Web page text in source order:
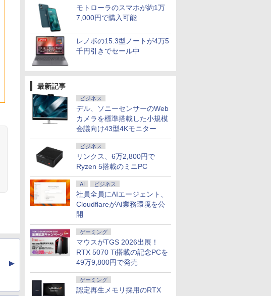
モトローラのスマホが約1万
7,000円で購入可能
レノボの15.3型ノートが4万5
千円引きでセール中
最新記事
ビジネス
デル、ソニーセンサーのWeb
カメラを標準搭載した小規模
会議向け43型4Kモニター
ビジネス
リンクス、6万2,800円で
Ryzen 5搭載のミニPC
AI ビジネス
社員全員にAIエージェント、
CloudflareがAI業務環境を公
開
ゲーミング
マウスがTGS 2026出展！
RTX 5070 Ti搭載の記念PCを
49万9,800円で発売
ゲーミング
認定再生メモリ採用のRTX
【新品】【楽天1位！】ノー
トパソコン 新品第13世代
CPU搭載ノートPC Office付
きノートパソコン 初心者向
け Windows11 初期設定済
Webカメラ zoom 日本語キ
ーボード 14.1型 Intel
Celeron メモリ8GB
リービジネス 大学生 プレゼ
ント 学生向け
￥29,800
本日15倍！2色選べる新品
2026年最新モデル！
Pasoeco PR1595 15.6インチ
FHD1920*1080IPS液晶 最大
メモリ16GB SSD1TB Office
付きパソコン
￥55,800
【最新Office2024】Lenovo
ThinkPad L15 Gen3 第12世
ンキー搭載 Webカメラ内蔵
HDMI端子 Type-C Wi-Fi
￥59,800
ポイント10倍 送料無料 中古パソコン
Windows 11 Pro 64bit 搭載 DELL
OptiPlex シリーズ（7010等） Core i7
第3世代 3770 3.4G/メモリ
8G/HDD500GB/DVD-ROM/激安セール
￥19,800
＼11日まで限定価格／ゲーミングPC
セット 新品 RTX5060 Ryzen7 5700X
メモリ16GB SSD500GB Windows11
IPS 100Hz 1年保証 高性能 配信 動画編
集 eスポーツ 初心者 一式 ゲーミング
パソコン デスクトップパソコン
￥181,070
中古品 | 24インチワイド液晶
モニター | 黒色系で品番は店
長におまかせ！枠部分はなる
べく細いのを選びます！
【VGAケーブル付属】【30
＼本日限定500円値下げ／＼
楽天1位！2026年最新の超軽
量超薄型／モバイルモニター
144Hz タッチパネル バッテ
リー内蔵 無線接続 12モデル
選択 非光沢 IPSパネル Type-
￥12,480
＼セール中6000円OFF／ グ
リーンハウス ゲーミングモ
1920x1080 ノングレア ゲー
ミングディスプレイ モニタ
￥19,980
魔女と傭兵（9） 【電
子書籍】[ 宮木真人 ]
ンジョン奥地で殺され
かけたがギフト『無限
の仲間達を手に入れて
元パーティーメンバー
と世界に復讐＆『ざま
ぁ！』します！【電子
￥792
楽譜 【取寄品】吹奏楽
セレクション 豊臣兄
弟！メインテーマ
縄・離島以外送料無
料】
￥6,490
▲